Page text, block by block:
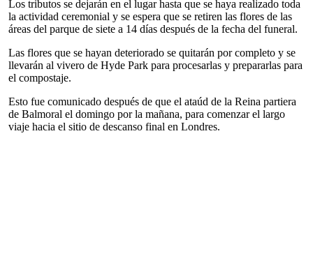
Los tributos se dejarán en el lugar hasta que se haya realizado toda
la actividad ceremonial y se espera que se retiren las flores de las
áreas del parque de siete a 14 días después de la fecha del funeral.
Las flores que se hayan deteriorado se quitarán por completo y se
llevarán al vivero de Hyde Park para procesarlas y prepararlas para
el compostaje.
Esto fue comunicado después de que el ataúd de la Reina partiera
de Balmoral el domingo por la mañana, para comenzar el largo
viaje hacia el sitio de descanso final en Londres.